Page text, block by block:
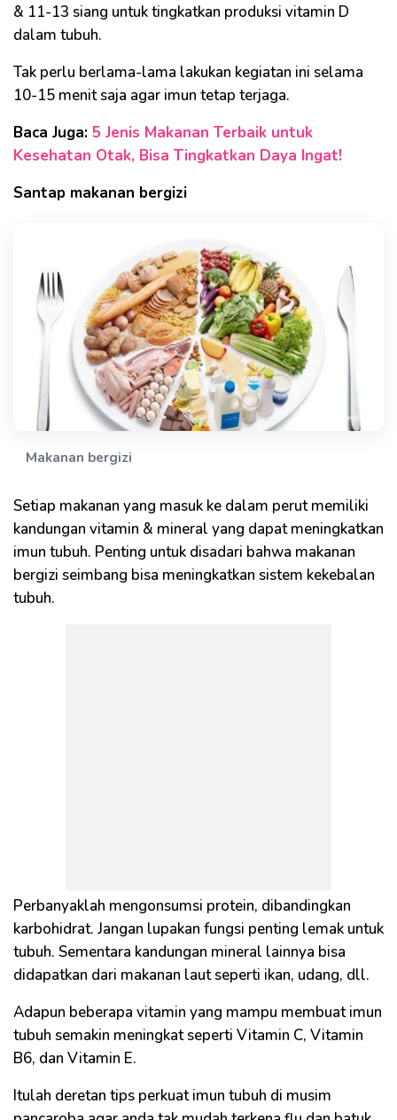
& 11-13 siang untuk tingkatkan produksi vitamin D
dalam tubuh.
Tak perlu berlama-lama lakukan kegiatan ini selama
10-15 menit saja agar imun tetap terjaga.
Baca Juga: 5 Jenis Makanan Terbaik untuk
Kesehatan Otak, Bisa Tingkatkan Daya Ingat!
Santap makanan bergizi
Makanan bergizi
Setiap makanan yang masuk ke dalam perut memiliki
kandungan vitamin & mineral yang dapat meningkatkan
imun tubuh. Penting untuk disadari bahwa makanan
bergizi seimbang bisa meningkatkan sistem kekebalan
tubuh.
Perbanyaklah mengonsumsi protein, dibandingkan
karbohidrat. Jangan lupakan fungsi penting lemak untuk
tubuh. Sementara kandungan mineral lainnya bisa
didapatkan dari makanan laut seperti ikan, udang, dll.
Adapun beberapa vitamin yang mampu membuat imun
tubuh semakin meningkat seperti Vitamin C, Vitamin
B6, dan Vitamin E.
Itulah deretan tips perkuat imun tubuh di musim